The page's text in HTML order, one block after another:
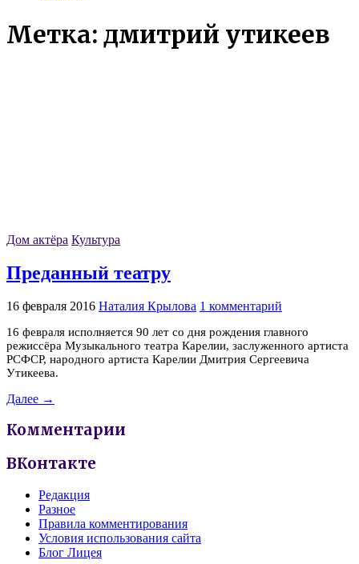
Метка: дмитрий утикеев
Дом актёра Культура
Преданный театру
16 февраля 2016 Наталия Крылова 1 комментарий
16 февраля исполняется 90 лет со дня рождения главного
режиссёра Музыкального театра Карелии, заслуженного артиста
РСФСР, народного артиста Карелии Дмитрия Сергеевича
Утикеева.
Далее →
Комментарии
ВКонтакте
Редакция
Разное
Правила комментирования
Условия использования сайта
Блог Лицея